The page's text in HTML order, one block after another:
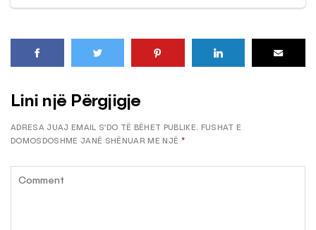
Lini një Përgjigje
ADRESA JUAJ EMAIL S’DO TË BËHET PUBLIKE. FUSHAT E
DOMOSDOSHME JANË SHËNUAR ME NJË *